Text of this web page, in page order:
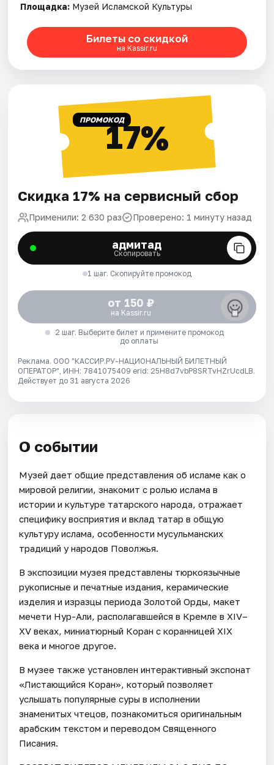
Площадка: Музей Исламской Культуры
Билеты со скидкой
на Kassir.ru
ПРОМОКОД17%
Скидка 17% на сервисный сбор
Применили: 2 630 раз Проверено: 1 минуту назад
адмитад
Скопировать
1 шаг. Скопируйте промокод
от 150 ₽
на Kassir.ru
2 шаг. Выберите билет и примените промокод
до оплаты
Реклама. ООО "КАССИР.РУ-НАЦИОНАЛЬНЫЙ БИЛЕТНЫЙ
ОПЕРАТОР", ИНН: 7841075409 erid: 25H8d7vbP8SRTvHZrUcdLB.
Действует до 31 августа 2026
О событии
Музей дает общие представления об исламе как о
мировой религии, знакомит с ролью ислама в
истории и культуре татарского народа, отражает
специфику восприятия и вклад татар в общую
культуру ислама, особенности мусульманских
традиций у народов Поволжья.
В экспозиции музея представлены тюркоязычные
рукописные и печатные издания, керамические
изделия и изразцы периода Золотой Орды, макет
мечети Нур-Али, располагавшейся в Кремле в XIV–
XV веках, миниатюрный Коран с коранницей XIX
века и многое другое.
В музее также установлен интерактивный экспонат
«Листающийся Коран», который позволяет
услышать популярные суры в исполнении
знаменитых чтецов, познакомиться оригинальным
арабским текстом и переводом Священного
Писания.